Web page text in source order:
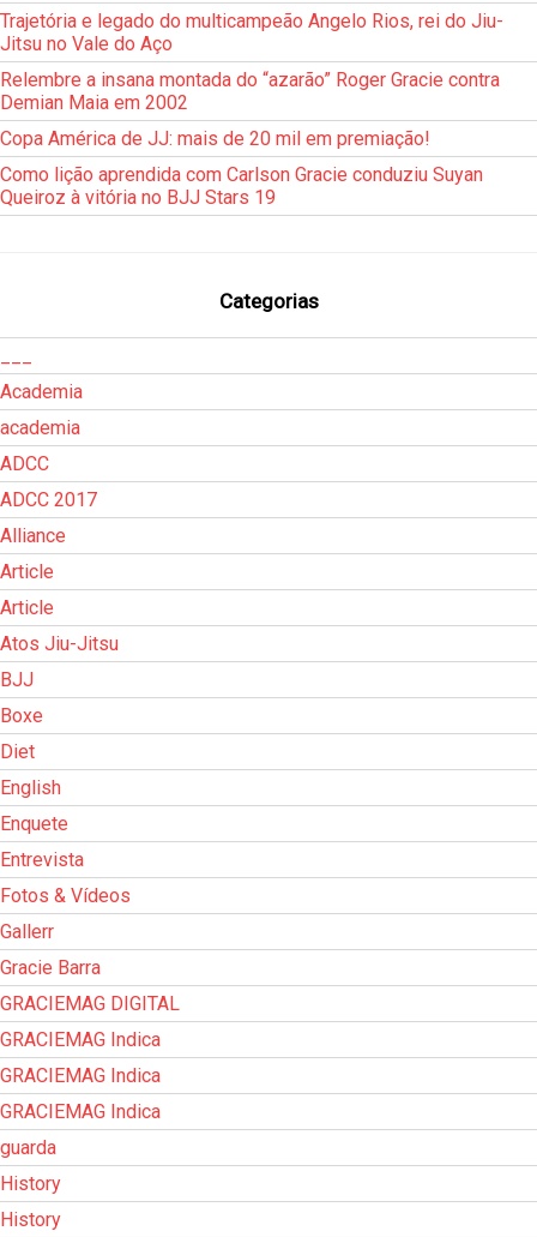
Trajetória e legado do multicampeão Angelo Rios, rei do Jiu-
Jitsu no Vale do Aço
Relembre a insana montada do “azarão” Roger Gracie contra
Demian Maia em 2002
Copa América de JJ: mais de 20 mil em premiação!
Como lição aprendida com Carlson Gracie conduziu Suyan
Queiroz à vitória no BJJ Stars 19
Categorias
Academia
academia
ADCC
ADCC 2017
Alliance
Article
Article
Atos Jiu-Jitsu
BJJ
Boxe
Diet
English
Enquete
Entrevista
Fotos & Vídeos
Gallerr
Gracie Barra
GRACIEMAG DIGITAL
GRACIEMAG Indica
GRACIEMAG Indica
GRACIEMAG Indica
guarda
History
History